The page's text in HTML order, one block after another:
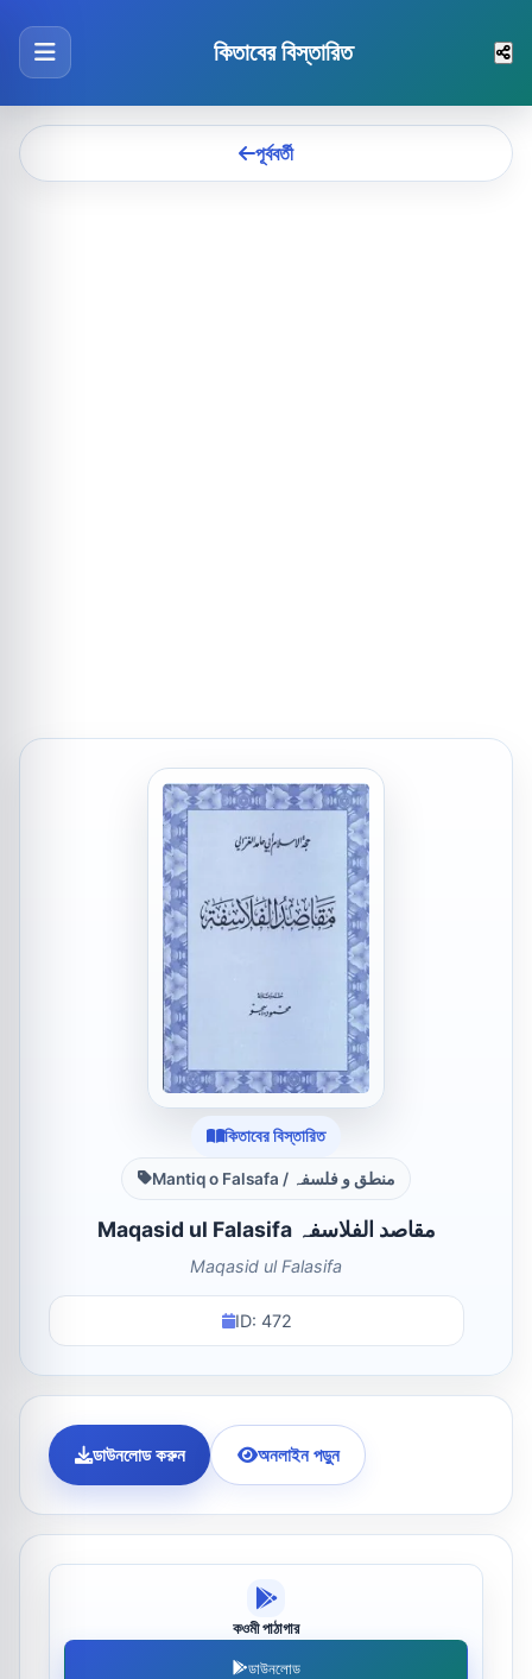
কিতাবের বিস্তারিত
পূর্ববর্তী
কিতাবের বিস্তারিত
Mantiq o Falsafa / منطق و فلسفہ
Maqasid ul Falasifa مقاصد الفلاسفہ
Maqasid ul Falasifa
ID: 472
ডাউনলোড করুন অনলাইন পড়ুন
কওমী পাঠাগার
ডাউনলোড